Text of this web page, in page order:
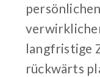
langfristige
rückwärts